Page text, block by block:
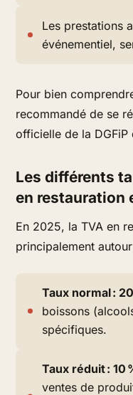
Les prestations
événementiel,
Pour bien
recommandé de se
officielle de la DGFiP
Les différents
en restauration
En 2025, la TVA en
principalement
Taux normal :
boissons
spécifiques.
Taux réduit : 10
ventes de